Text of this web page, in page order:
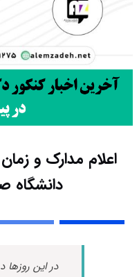
اعلام مدارک و
دانشگاه
در این روزها